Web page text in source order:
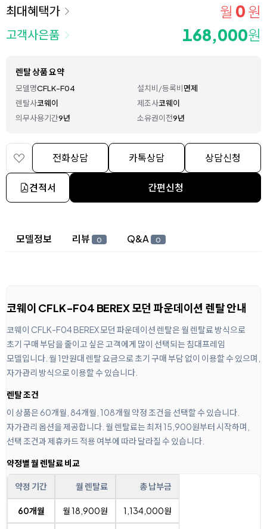
최대혜택가 월 0 원
고객사은품 168,000원
렌탈 상품 요약
모델명CFLK-F04 설치비/등록비면제
렌탈사코웨이 제조사코웨이
의무사용기간9년 소유권이전9년
전화상담 카톡상담 상담신청
견적서 간편신청
상세 정보
모델정보 리뷰 0 Q&A 0
코웨이 CFLK-F04 BEREX 모던 파운데이션 렌탈 안내
코웨이 CFLK-F04 BEREX 모던 파운데이션 렌탈은 월 렌탈료 방식으로
초기 구매 부담을 줄이고 싶은 고객에게 많이 선택되는 침대프레임
모델입니다. 월 1만원대 렌탈 요금으로 초기 구매 부담 없이 이용할 수 있으며,
자가관리 방식으로 이용할 수 있습니다.
렌탈 조건
이 상품은 60개월, 84개월, 108개월 약정 조건을 선택할 수 있습니다.
자가관리 옵션을 제공합니다. 월 렌탈료는 최저 15,900원부터 시작하며,
선택 조건과 제휴카드 적용 여부에 따라 달라질 수 있습니다.
약정별 월 렌탈료 비교
약정 기간 월 렌탈료 총 납부금
60개월 월 18,900원 1,134,000원